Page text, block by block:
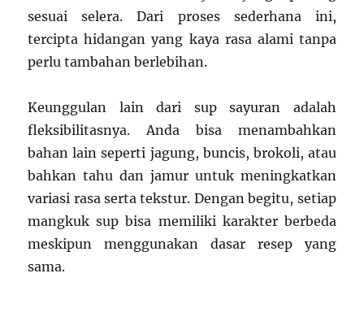
sesuai selera. Dari proses sederhana ini,
tercipta hidangan yang kaya rasa alami tanpa
perlu tambahan berlebihan.
Keunggulan lain dari sup sayuran adalah
fleksibilitasnya. Anda bisa menambahkan
bahan lain seperti jagung, buncis, brokoli, atau
bahkan tahu dan jamur untuk meningkatkan
variasi rasa serta tekstur. Dengan begitu, setiap
mangkuk sup bisa memiliki karakter berbeda
meskipun menggunakan dasar resep yang
sama.